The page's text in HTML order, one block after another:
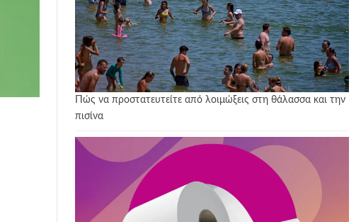
Πώς να προστατευτείτε από λοιμώξεις στη θάλασσα και την
πισίνα